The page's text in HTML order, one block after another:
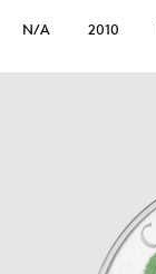
N/A 2010